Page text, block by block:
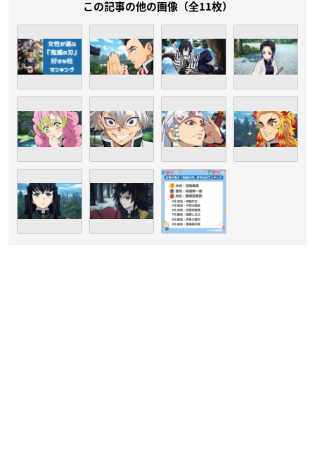
この記事の他の画像（全11枚）